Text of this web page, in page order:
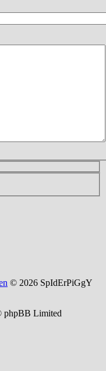
© 2026 SpIdErPiGgY
phpBB Limited